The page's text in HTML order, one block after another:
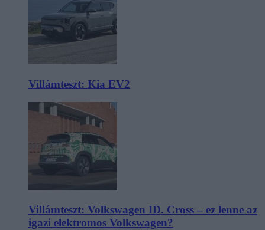
Villámteszt: Kia EV2
Villámteszt: Volkswagen ID. Cross – ez lenne az
igazi elektromos Volkswagen?